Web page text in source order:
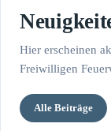
Hier erscheinen
Freiwilligen
Alle Beiträge